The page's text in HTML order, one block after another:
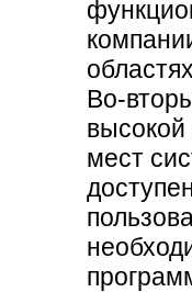
Во-
мест